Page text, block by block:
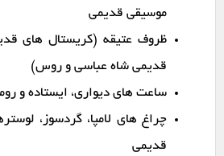
موسیقی قدیمی
ظروف عتیقه (کریستال های
قدیمی شاه عباسی و روس)
ساعت های دیواری، ایستاده و
چراغ های لامپا، گردسوز،
قدیمی